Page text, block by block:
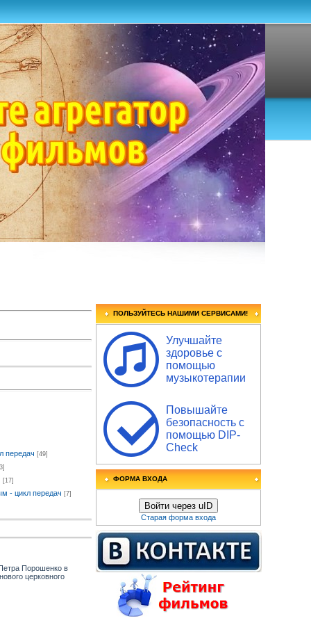
передач [49]
[17]
- цикл передач [7]
Порошенко в
церковного
ПОЛЬЗУЙТЕСЬ НАШИМИ СЕРВИСАМИ!
Улучшайте
здоровье с
помощью
музыкотерапии
Повышайте
безопасность с
помощью DIP-
Check
ФОРМА ВХОДА
Войти через uID
Старая форма входа